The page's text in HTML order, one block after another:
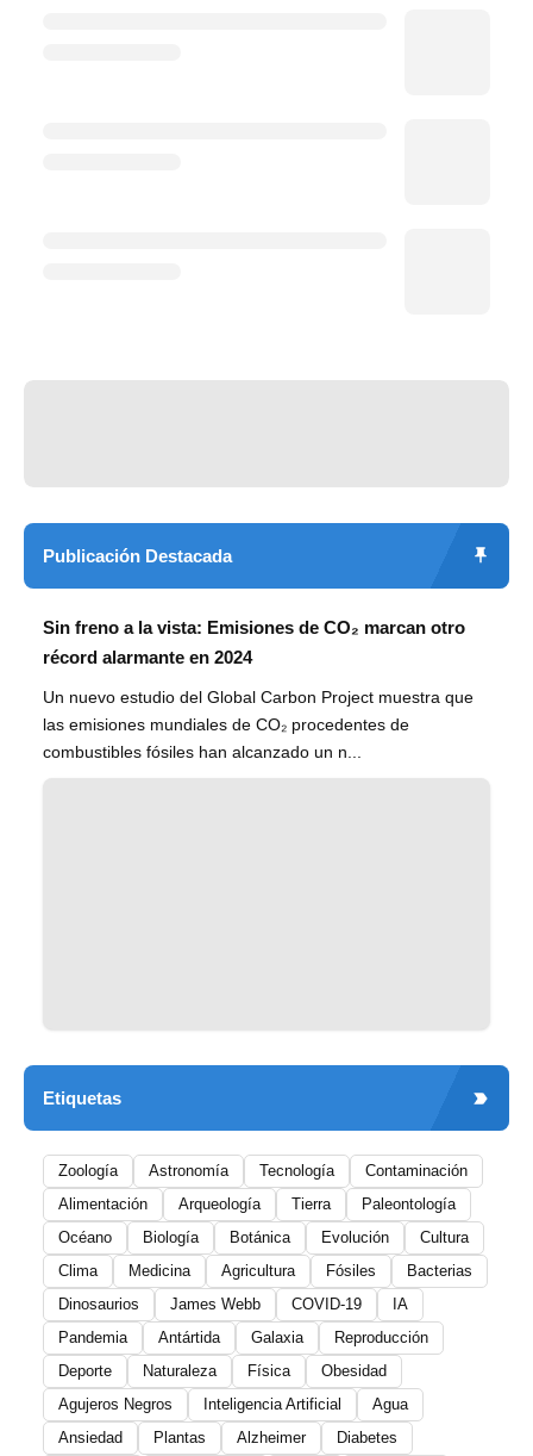
Publicación Destacada
Sin freno a la vista: Emisiones de CO₂ marcan otro
récord alarmante en 2024
Un nuevo estudio del Global Carbon Project muestra que
las emisiones mundiales de CO₂ procedentes de
combustibles fósiles han alcanzado un n...
Etiquetas
Zoología Astronomía Tecnología
Contaminación
Alimentación
Arqueología Tierra
Paleontología
Océano
Biología Botánica Evolución
Cultura
Clima
Medicina Agricultura Fósiles
Bacterias
Dinosaurios
James Webb COVID-19
IA
Pandemia
Antártida Galaxia
Reproducción
Deporte
Naturaleza Física
Obesidad
Agujeros Negros
Inteligencia Artificial
Agua
Ansiedad
Plantas Alzheimer
Diabetes